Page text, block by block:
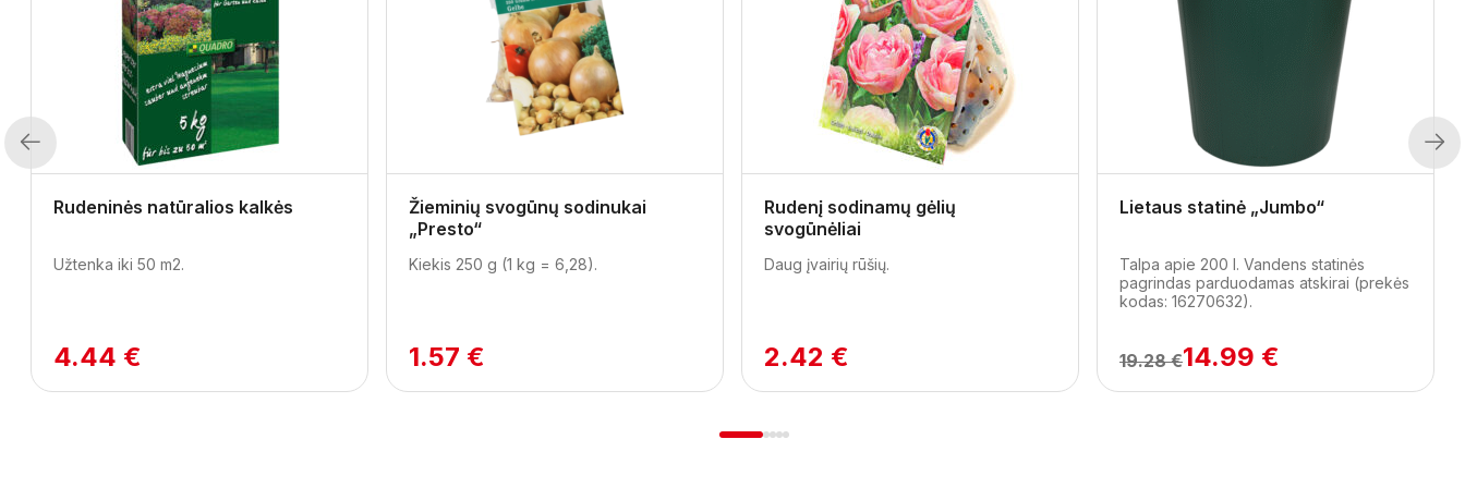
Previous
Rudeninės natūralios kalkės
Užtenka iki 50 m2.
4.44 €
Žieminių svogūnų sodinukai
„Presto“
Kiekis 250 g (1 kg = 6,28).
1.57 €
Rudenį sodinamų gėlių
svogūnėliai
Daug įvairių rūšių.
2.42 €
Lietaus statinė „Jumbo“
Talpa apie 200 l. Vandens statinės
pagrindas parduodamas atskirai (prekės
kodas: 16270632).
19.28 €14.99 €
Next
1 2345